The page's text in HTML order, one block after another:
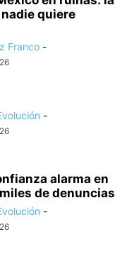
quiere
Franco -
-
alarma en
de denuncias
-